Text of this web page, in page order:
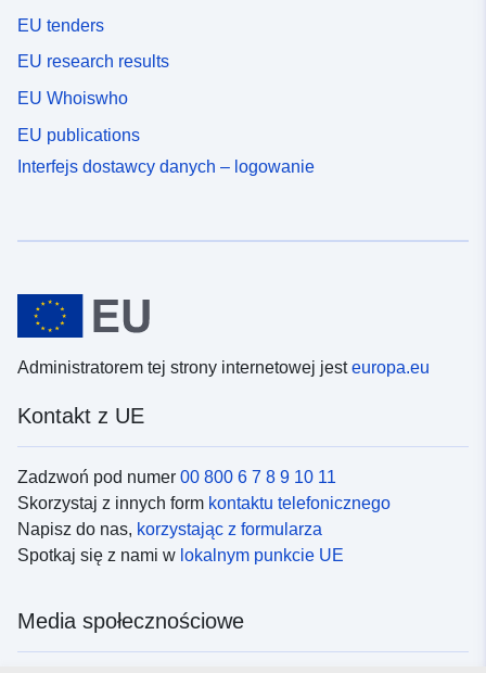
EU tenders
EU research results
EU Whoiswho
EU publications
Interfejs dostawcy danych – logowanie
Administratorem tej strony internetowej jesteuropa.eu
Kontakt z UE
Zadzwoń pod numer 00 800 6 7 8 9 10 11
Skorzystaj z innych form kontaktu telefonicznego
Napisz do nas, korzystając z formularza
Spotkaj się z nami w lokalnym punkcie UE
Media społecznościowe